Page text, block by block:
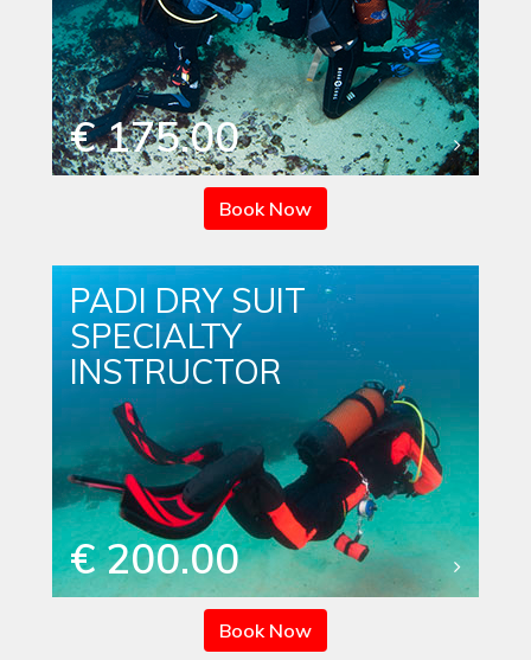
€ 175.00
Book Now
PADI DRY SUIT
SPECIALTY
INSTRUCTOR
€ 200.00
Book Now